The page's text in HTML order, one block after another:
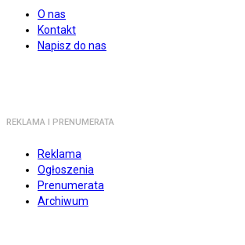
O nas
Kontakt
Napisz do nas
REKLAMA I PRENUMERATA
Reklama
Ogłoszenia
Prenumerata
Archiwum